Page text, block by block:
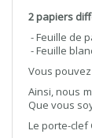
2 papiers
- Feuille de
- Feuille
Vous
Ainsi, nous
Que vous
Le porte-clef